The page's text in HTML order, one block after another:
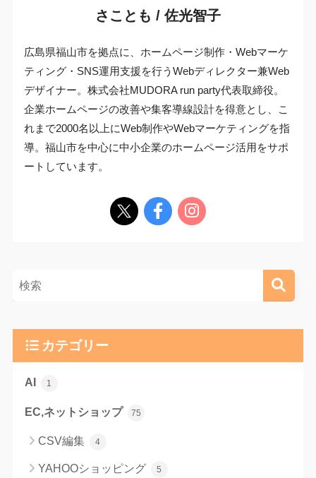
さことも / 佐光智子
広島県福山市を拠点に、ホームページ制作・Webマーケ
ティング・SNS運用支援を行うWebディレクター兼Web
デザイナー。株式会社MUDORA run party代表取締役。
企業ホームページの改善や集客導線設計を得意とし、こ
れまで2000名以上にWeb制作やWebマーケティングを指
導。福山市を中心に中小企業のホームページ活用をサポ
ートしています。
カテゴリー
AI 1
EC,ネットショップ 75
CSV編集 4
YAHOOショッピング 5